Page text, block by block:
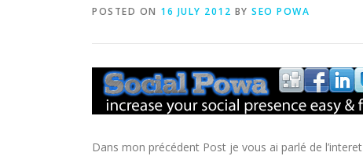
POSTED ON 16 JULY 2012 BY SEO POWA
Dans mon précédent Post je vous ai parlé de l’interet